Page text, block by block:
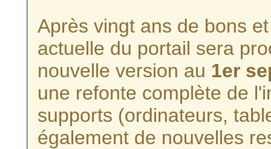
Après vingt ans de bons
actuelle du portail sera
nouvelle version au 1er
une refonte complète de
supports (ordinateurs,
également de nouvelles